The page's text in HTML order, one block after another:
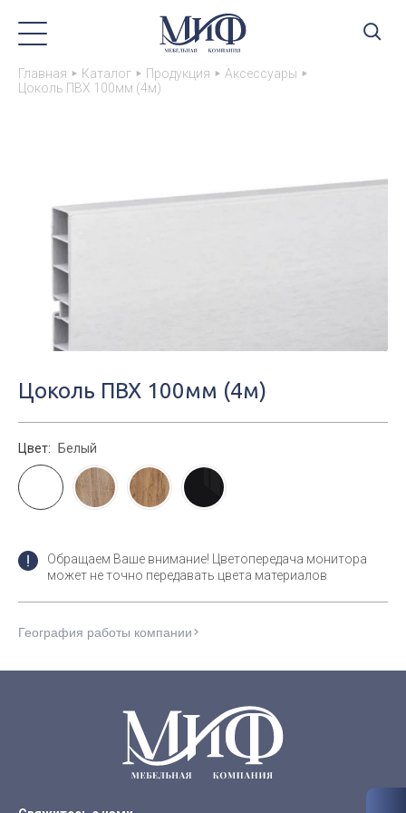
Главная Каталог Продукция
Аксессуары
Цоколь ПВХ 100мм (4м)
Цоколь ПВХ 100мм (4м)
Цвет: Белый
Обращаем Ваше внимание! Цветопередача монитора
может не точно передавать цвета материалов
География работы компании